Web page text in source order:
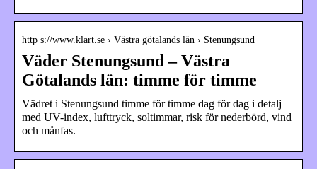
http s://www.klart.se › Västra götalands län › Stenungsund
Väder Stenungsund – Västra
Götalands län: timme för timme
Vädret i Stenungsund timme för timme dag för dag i detalj
med UV-index, lufttryck, soltimmar, risk för nederbörd, vind
och månfas.